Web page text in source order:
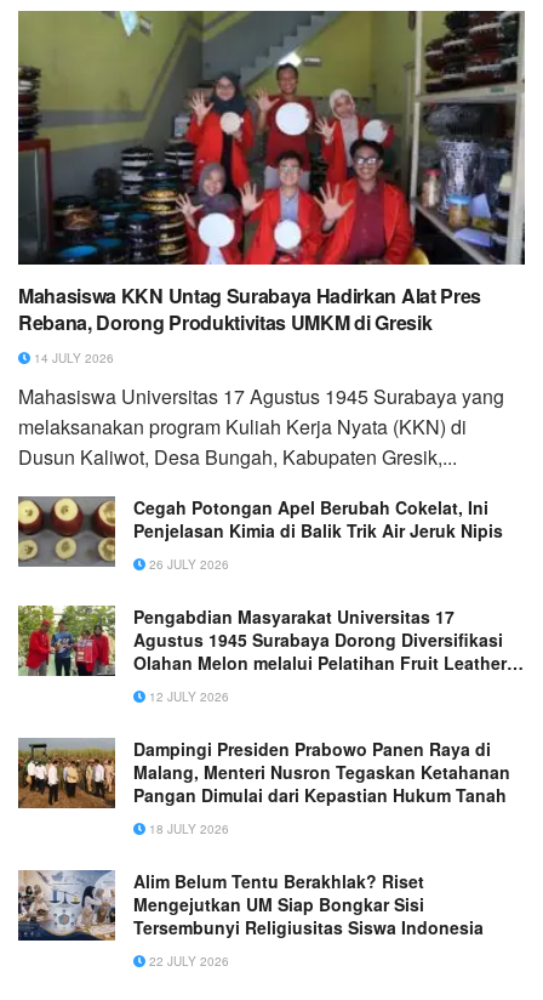
Mahasiswa KKN Untag Surabaya Hadirkan Alat Pres
Rebana, Dorong Produktivitas UMKM di Gresik
14 JULY 2026
Mahasiswa Universitas 17 Agustus 1945 Surabaya yang
melaksanakan program Kuliah Kerja Nyata (KKN) di
Dusun Kaliwot, Desa Bungah, Kabupaten Gresik,...
Cegah Potongan Apel Berubah Cokelat, Ini
Penjelasan Kimia di Balik Trik Air Jeruk Nipis
26 JULY 2026
Pengabdian Masyarakat Universitas 17
Agustus 1945 Surabaya Dorong Diversifikasi
Olahan Melon melalui Pelatihan Fruit Leather
Melon di Desa Sukorejo, Gresik
12 JULY 2026
Dampingi Presiden Prabowo Panen Raya di
Malang, Menteri Nusron Tegaskan Ketahanan
Pangan Dimulai dari Kepastian Hukum Tanah
18 JULY 2026
Alim Belum Tentu Berakhlak? Riset
Mengejutkan UM Siap Bongkar Sisi
Tersembunyi Religiusitas Siswa Indonesia
22 JULY 2026